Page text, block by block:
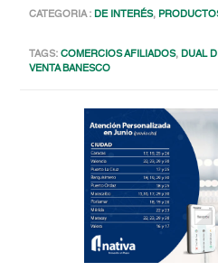
CATEGORIA :DE INTERÉS,
TAGS:COMERCIOS AFILIADOS,DUAL
VENTA BANESCO